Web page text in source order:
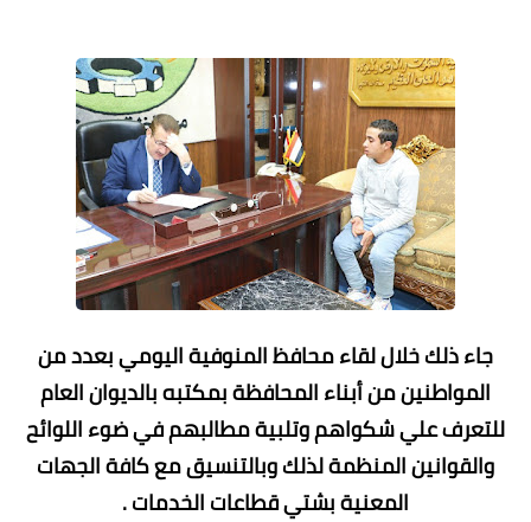
جاء ذلك خلال لقاء محافظ المنوفية اليومي بعدد من
المواطنين من أبناء المحافظة بمكتبه بالديوان العام
للتعرف علي شكواهم وتلبية مطالبهم في ضوء اللوائح
والقوانين المنظمة لذلك وبالتنسيق مع كافة الجهات
المعنية بشتي قطاعات الخدمات .